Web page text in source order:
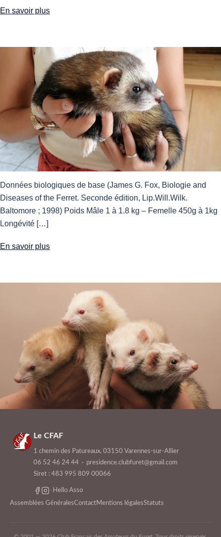
En savoir plus
Données biologiques de base (James G. Fox, Biologie and
Diseases of the Ferret. Seconde édition, Lip.Will.Wilk.
Baltomore ; 1998) Poids Mâle 1 à 1.8 kg – Femelle 450g à 1kg
Longévité […]
En savoir plus
Le CFAF
1 chemin des Patureaux, 03150 Varennes-sur-Allier
06 52 46 24 44 · presidence.clubfuret@gmail.com
Siret : 483 995 809 00066
· Hello Asso
Assemblées GénéralesContactMentions légalesStatuts